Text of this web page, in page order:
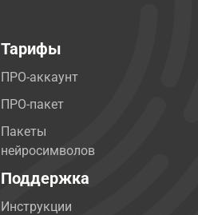
Тарифы
ПРО-аккаунт
ПРО-пакет
Пакеты
нейросимволов
Поддержка
Инструкции